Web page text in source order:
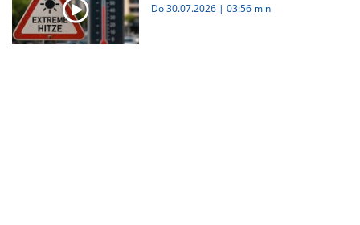
Do 30.07.2026 | 03:56 min